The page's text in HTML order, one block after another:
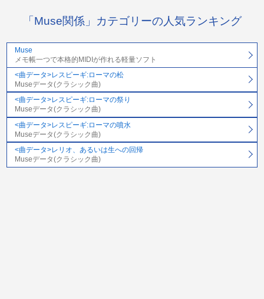
「Muse関係」カテゴリーの人気ランキング
Muse
メモ帳一つで本格的MIDIが作れる軽量ソフト
<曲データ>レスピーギ:ローマの松
Museデータ(クラシック曲)
<曲データ>レスピーギ:ローマの祭り
Museデータ(クラシック曲)
<曲データ>レスピーギ:ローマの噴水
Museデータ(クラシック曲)
<曲データ>レリオ、あるいは生への回帰
Museデータ(クラシック曲)